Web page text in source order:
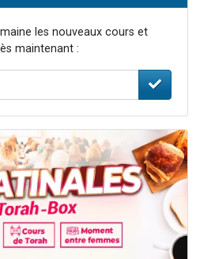
les nouveaux cours et
maintenant :